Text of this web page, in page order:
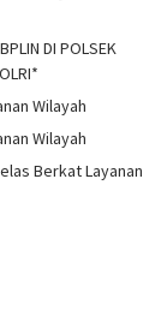
DI POLSEK
Wilayah
Wilayah
Berkat Layanan